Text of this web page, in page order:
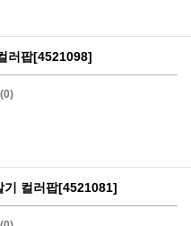
러팝[4521098]
(0)
기 컬러팝[4521081]